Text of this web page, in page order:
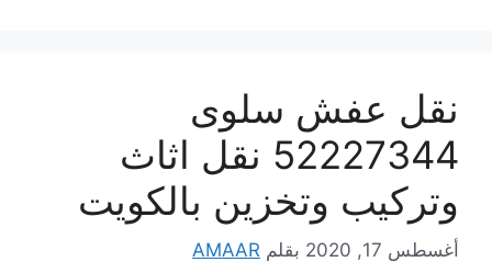
نقل عفش سلوى
52227344 نقل اثاث
وتركيب وتخزين بالكويت
أغسطس 17, 2020 بقلم AMAAR